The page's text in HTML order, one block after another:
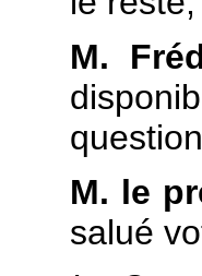
M.
M. le
salué